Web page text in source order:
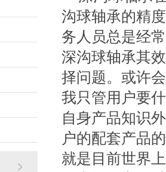
沟球轴承的精
务人员总是经
深沟球轴承其
择问题。或许
我只管用户要
自身产品知识
户的配套产品
就是目前世界